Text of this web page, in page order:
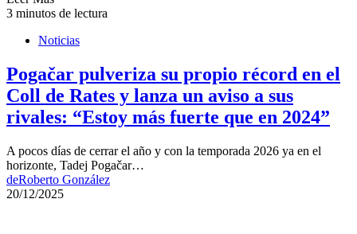
3 minutos de lectura
Noticias
Pogačar pulveriza su propio récord en el
Coll de Rates y lanza un aviso a sus
rivales: “Estoy más fuerte que en 2024”
A pocos días de cerrar el año y con la temporada 2026 ya en el
horizonte, Tadej Pogačar…
deRoberto González
20/12/2025